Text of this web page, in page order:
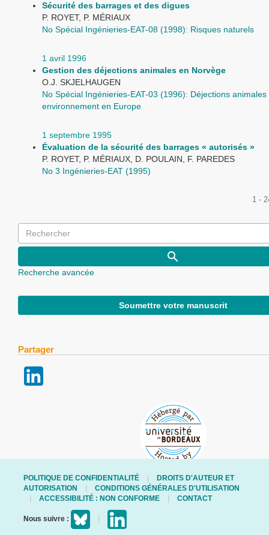
Sécurité des barrages et des digues
P. ROYET, P. MÉRIAUX
No Spécial Ingénieries-EAT-08 (1998): Risques naturels
1 avril 1996
Gestion des déjections animales en Norvège
O.J. SKJELHAUGEN
No Spécial Ingénieries-EAT-03 (1996): Déjections animales
environnement en Europe
1 septembre 1995
Évaluation de la sécurité des barrages « autorisés »
P. ROYET, P. MÉRIAUX, D. POULAIN, F. PAREDES
No 3 Ingénieries-EAT (1995)
1 -
Recherche avancée
Soumettre votre manuscrit
Partager
POLITIQUE DE CONFIDENTIALITÉ
DROITS D'AUTEUR ET
AUTORISATION
CONDITIONS GÉNÉRALES D'UTILISATION
ACCESSIBILITÉ : NON CONFORME
CONTACT
Nous suivre :